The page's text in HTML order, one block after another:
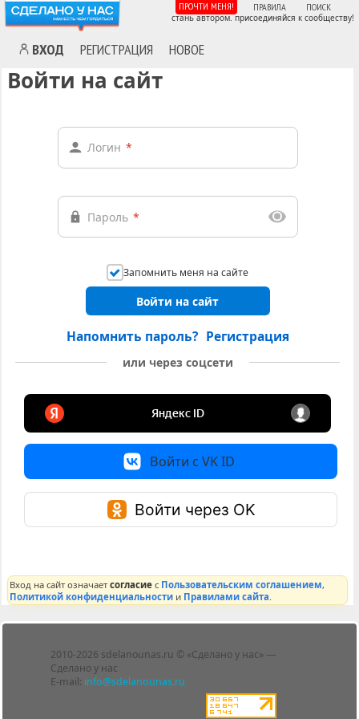
ВХОД РЕГИСТРАЦИЯ НОВОЕ
ПРОЧТИ МЕНЯ! ПРАВИЛА ПОИСК
стань автором. присоединяйся к сообществу!
Войти на сайт
Логин *
Пароль *
Запомнить меня на сайте
Войти на сайт
Напомнить пароль? Регистрация
или через соцсети
Войти с VK ID
Войти через OK
Вход на сайт означаетсогласие с Пользовательским соглашением,
Политикой конфиденциальности и Правилами сайта
2010-2026 sdelanounas.ru © «Сделано у нас» —
Сделано у нас
E-mail: info@sdelanounas.ru
Блоги
Люди
Политика